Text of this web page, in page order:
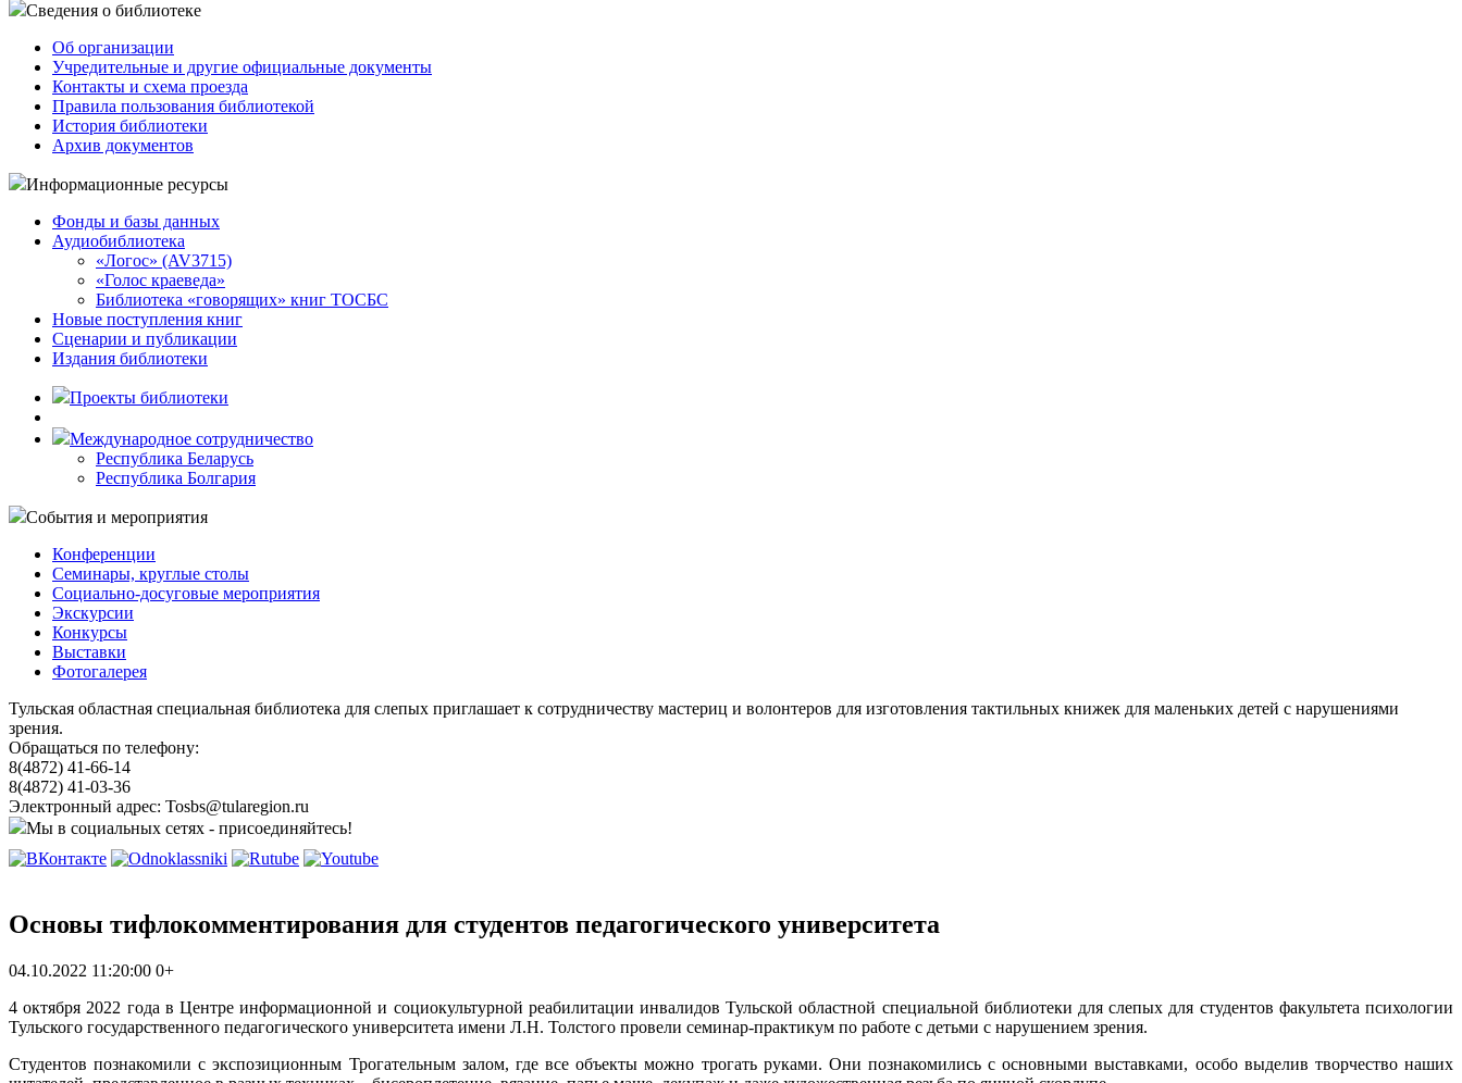
Сведения о библиотеке
Об организации
Учредительные и другие официальные документы
Контакты и схема проезда
Правила пользования библиотекой
История библиотеки
Архив документов
Информационные ресурсы
Фонды и базы данных
Аудиобиблиотека
«Логос» (AV3715)
«Голос краеведа»
Библиотека «говорящих» книг ТОСБС
Новые поступления книг
Сценарии и публикации
Издания библиотеки
Проекты библиотеки
Международное сотрудничество
Республика Беларусь
Республика Болгария
События и мероприятия
Конференции
Семинары, круглые столы
Социально-досуговые мероприятия
Экскурсии
Конкурсы
Выставки
Фотогалерея
Тульская областная специальная библиотека для слепых приглашает к сотрудничеству мастериц и волонтеров для изготовления тактильных книжек для маленьких детей с нарушениями
зрения.
Обращаться по телефону:
8(4872) 41-66-14
8(4872) 41-03-36
Электронный адрес: Tosbs@tularegion.ru
Мы в социальных сетях - присоединяйтесь!
Основы тифлокомментирования для студентов педагогического университета
04.10.2022 11:20:00 0+
4 октября 2022 года в Центре информационной и социокультурной реабилитации инвалидов Тульской областной специальной библиотеки для слепых для студентов факультета психологии
Тульского государственного педагогического университета имени Л.Н. Толстого провели семинар-практикум по работе с детьми с нарушением зрения.
Студентов познакомили с экспозиционным Трогательным залом, где все объекты можно трогать руками. Они познакомились с основными выставками, особо выделив творчество наших